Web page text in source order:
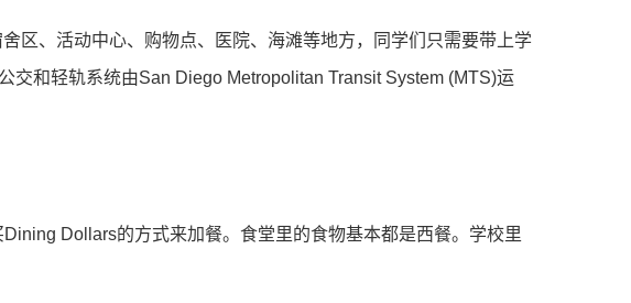
区、活动中心、购物点、医院、海滩等地方，同学们只需要带上学
和轻轨系统由San Diego Metropolitan Transit System (MTS)运
Dollars的方式来加餐。食堂里的食物基本都是西餐。学校里